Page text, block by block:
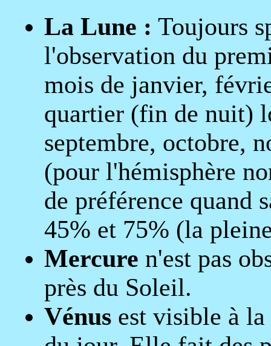
La Lune : Toujours
l'observation du
mois de janvier,
quartier (fin de nuit)
septembre, octobre,
(pour l'hémisphère
de préférence quand
45% et 75% (la
Mercure n'est pas
près du Soleil.
Vénus est visible à